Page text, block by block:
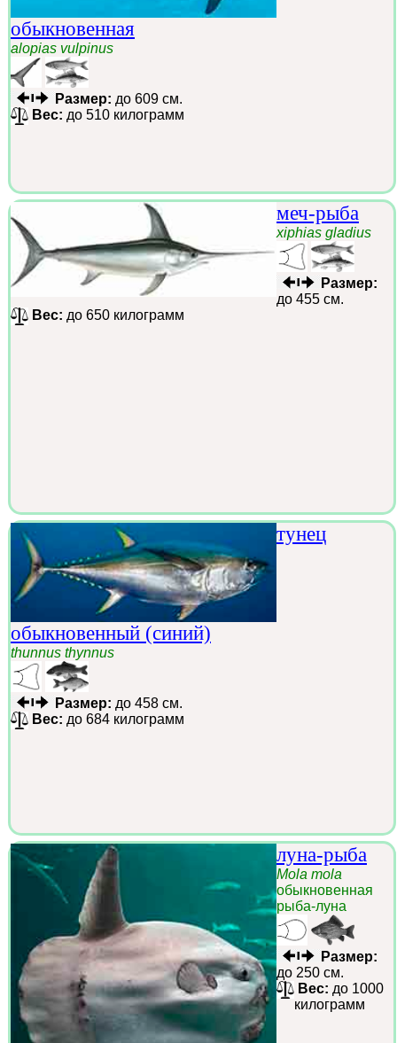
обыкновенная
alopias vulpinus
Размер: до 609 см.
Вес: до 510 килограмм
меч-рыба
xiphias gladius
Размер:
до 455 см.
Вес: до 650 килограмм
тунец
обыкновенный (синий)
thunnus thynnus
Размер: до 458 см.
Вес: до 684 килограмм
луна-рыба
Mola mola
обыкновенная
рыба-луна
Размер:
до 250 см.
Вес: до 1000
килограмм